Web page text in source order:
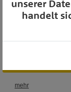
unserer
handelt